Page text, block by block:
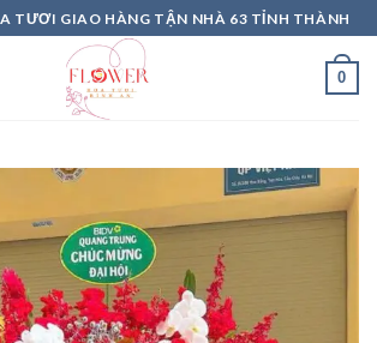
TƯƠI GIAO HÀNG TẬN NHÀ 63 TỈNH THÀNH
0